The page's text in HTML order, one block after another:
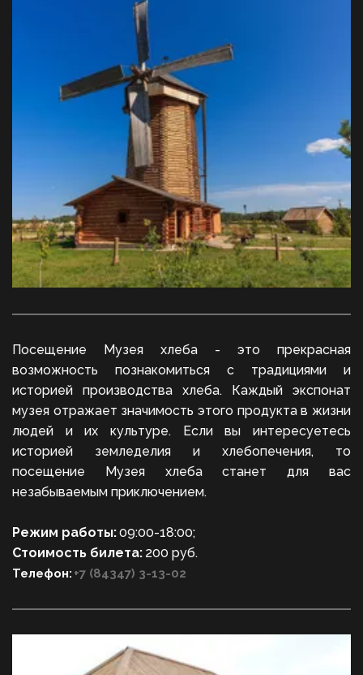
Посещение Музея хлеба - это прекрасная
возможность познакомиться с традициями и
историей производства хлеба. Каждый экспонат
музея отражает значимость этого продукта в жизни
людей и их культуре. Если вы интересуетесь
историей земледелия и хлебопечения, то
посещение Музея хлеба станет для вас
незабываемым приключением.
Режим работы: 09:00-18:00;
Стоимость билета: 200 руб.
Телефон: +7 (84347) 3-13-02